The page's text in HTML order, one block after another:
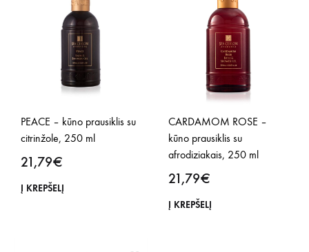
PEACE – kūno prausiklis su
citrinžole, 250 ml
21,79€
Į KREPŠELĮ
CARDAMOM ROSE –
kūno prausiklis su
afrodiziakais, 250 ml
21,79€
Į KREPŠELĮ